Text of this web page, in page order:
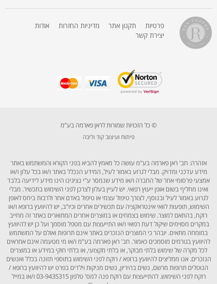
פרטיות תקנון אתר מדיניות החזרות
אודות
יצירת קשר
© כל הזכויות שמורות לראן פארמה בע”מ
פיתוח ועיצוב קוד וליבה
אזהרה: חב' ראן פארמה בע"מ עושה כל מאמץ להביא בפני הקורא והמשתמש באתר
מידע עדכני ומדויק. מבלי לגרוע באמור לעיל, המידע הנכלל באתר ו/או בכל עלון ו/או
אמצעי פרסומי אחר של החברה ו/או מידע שנמסר ע"י נציגינו הינו מידע לידיעה בלבד
ואינו מחליף בשום אופן ייעוץ רפואי. יש לעיין בעלון לצרכן לפני השימוש בתכשיר. מבלי
לגרוע באמור לעיל ובנוסף, לצורך טיפול עצמי או טיפול באדם אחר ולרבות ביחס לאופן
השימוש, תופעות לוואי אינטראקציה עם תכשירים אחרים וכיו"ב, יש להיוועץ ברופא ו/או
רוקח, בהתאם למוצר. שימוש בצמחים או במוצרים אחרים המתוארים באתר זה מחייב
במקרים מסוימים שיקול דעת רפואי ו/או התייעצות עם מטפל מוסמך ועל כן יש להיוועץ
במומחה מתאים. יובהר כי המוצרים הנזכרים באתר אינם תרופות ואולם על המשתמש
להיוועץ בגורמים מוסמכים כאמור. חב' ראן פארמה בע"מ ו/או מי מטעמה אינם אחראים
לכל מקרה של שימוש בלתי מבוקר, או בלתי מקצועי, או בלתי חוקי במידע או במוצרים
הנזכרים. אנו ממליצים להיוועץ ברופא / רוקח לפני השימוש בתוספי תזונה בכלל ואנשים
הנוטלים תרופות מרשם, נשים בהיריון, נשים מניקות וילדים בפרט יש להיוועץ ברופא /
רוקח לפני השימוש. להתייעצות עם רוקח פנה למס' טלפון 03-9435315 ו/או במייל